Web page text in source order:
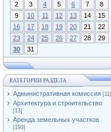
2
3 4 5 6 7
8
9
10 11 12 13 14
15
16
17 18 19 20 21
22
23
24 25 26 27 28
29
30
31
КАТЕГОРИИ РАЗДЕЛА
Административная комиссия [11]
Архитектура и строительство
[13]
Аренда земельных участков
[193]